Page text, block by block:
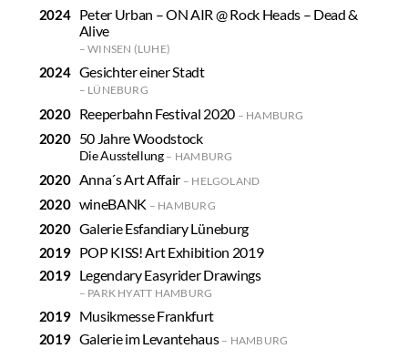
Peter Urban – ON AIR @ Rock Heads – Dead &
Alive
WINSEN (LUHE)
Gesichter einer Stadt
LÜNEBURG
Reeperbahn Festival 2020 HAMBURG
50 Jahre Woodstock
Die Ausstellung HAMBURG
Anna´s Art Affair HELGOLAND
wineBANK HAMBURG
Galerie Esfandiary Lüneburg
POP KISS! Art Exhibition 2019
Legendary Easyrider Drawings
PARK HYATT HAMBURG
Musikmesse Frankfurt
Galerie im Levantehaus
HAMBURG